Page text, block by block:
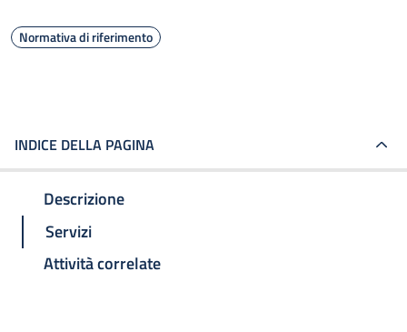
Normativa di riferimento
INDICE DELLA PAGINA
Descrizione
Servizi
Attività correlate